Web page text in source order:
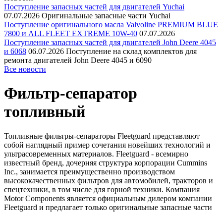
Поступление запасных частей для двигателей Yuchai
07.07.2026 Оригинальные запасные части Yuchai
Поступление оригинального масла Valvoline PREMIUM BLUE
7800 и ALL FLEET EXTREME 10W-40 07.07.2026
Поступление запасных частей для двигателей John Deere 4045
и 6068 06.07.2026 Поступление на склад комплектов для
ремонта двигателей John Deere 4045 и 6090
Все новости
Фильтр-сепаратор
топливный
Топливные фильтры-сепараторы Fleetguard представляют
собой наглядный пример сочетания новейших технологий и
ультрасовременных материалов. Fleetguard - всемирно
известный бренд, дочерняя структура корпорации Cummins
Inc., занимается преимущественно производством
высококачественных фильтров для автомобилей, тракторов и
спецтехники, в том числе для горной техники. Компания
Motor Components является официальным дилером компании
Fleetguard и предлагает только оригинальные запасные части